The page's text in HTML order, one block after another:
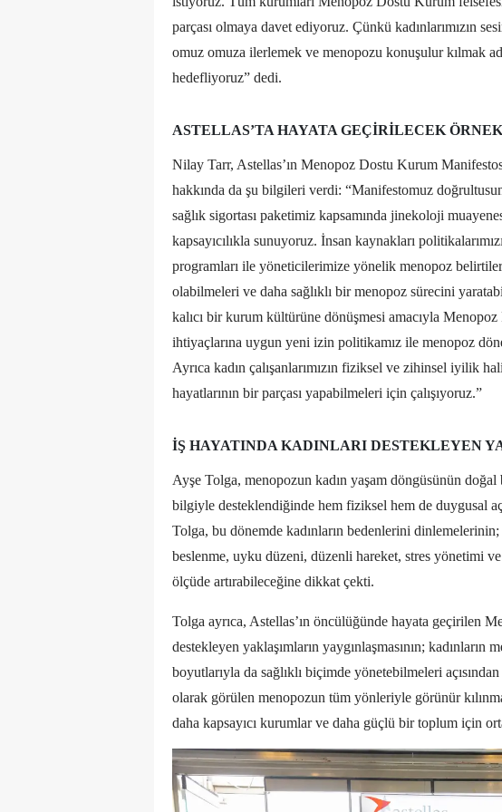
parçası olmaya davet ediyoruz. Çünkü kadınlarımızın
omuz omuza ilerlemek ve menopozu konuşulur kılmak
hedefliyoruz” dedi.
ASTELLAS’TA HAYATA GEÇIRILECEK
Nilay Tarr, Astellas’ın Menopoz Dostu Kurum
hakkında da şu bilgileri verdi: “Manifestomuz
sağlık sigortası paketimiz kapsamında jinekoloji
kapsayıcılıkla sunuyoruz. İnsan kaynakları
programları ile yöneticilerimize yönelik menopoz
olabilmeleri ve daha sağlıklı bir menopoz sürecini
kalıcı bir kurum kültürüne dönüşmesi amacıyla
ihtiyaçlarına uygun yeni izin politikamız ile menopoz
Ayrıca kadın çalışanlarımızın fiziksel ve zihinsel iyilik
hayatlarının bir parçası yapabilmeleri için çalışıyoruz.”
İŞ HAYATINDA KADINLARI DESTEKLEYEN
Ayşe Tolga, menopozun kadın yaşam döngüsünün
bilgiyle desteklendiğinde hem fiziksel hem de duygusal
Tolga, bu dönemde kadınların bedenlerini
beslenme, uyku düzeni, düzenli hareket, stres yönetimi ve
ölçüde artırabileceğine dikkat çekti.
Tolga ayrıca, Astellas’ın öncülüğünde hayata geçirilen
destekleyen yaklaşımların yaygınlaşmasının;
boyutlarıyla da sağlıklı biçimde yönetebilmeleri
olarak görülen menopozun tüm yönleriyle görünür
daha kapsayıcı kurumlar ve daha güçlü bir toplum için